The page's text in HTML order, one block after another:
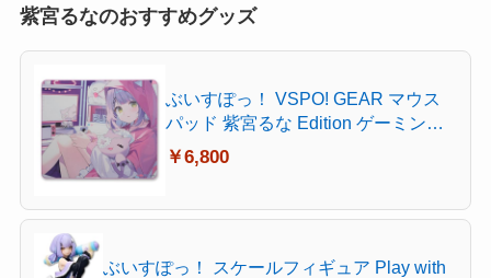
紫宮るなのおすすめグッズ
ぶいすぽっ！ VSPO! GEAR マウス
パッド 紫宮るな Edition ゲーミング
マウスパッド バランスタイプ 撥水加
工 大型 490×420×3.5mm
￥6,800
ぶいすぽっ！ スケールフィギュア Play with